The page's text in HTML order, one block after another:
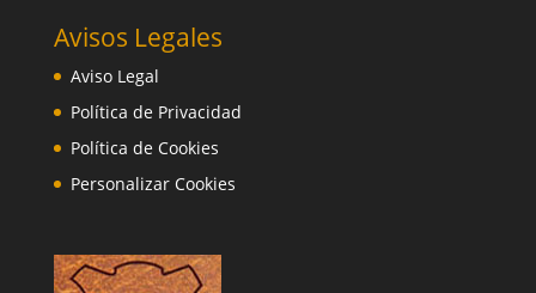
Avisos Legales
Aviso Legal
Política de Privacidad
Política de Cookies
Personalizar Cookies